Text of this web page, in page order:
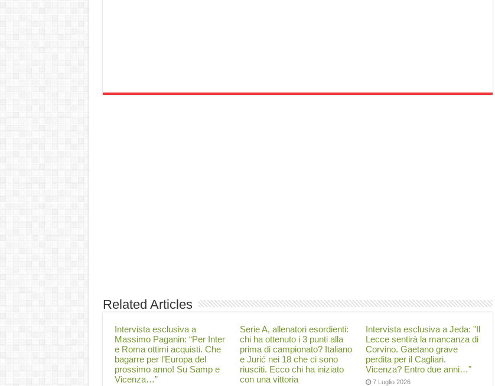
Related Articles
Intervista esclusiva a
Massimo Paganin: “Per Inter
e Roma ottimi acquisti. Che
bagarre per l’Europa del
prossimo anno! Su Samp e
Vicenza…”
Serie A, allenatori esordienti:
chi ha ottenuto i 3 punti alla
prima di campionato? Italiano
e Jurić nei 18 che ci sono
riusciti. Ecco chi ha iniziato
con una vittoria
Intervista esclusiva a Jeda: "Il
Lecce sentirà la mancanza di
Corvino. Gaetano grave
perdita per il Cagliari.
Vicenza? Entro due anni…"
7 Luglio 2026